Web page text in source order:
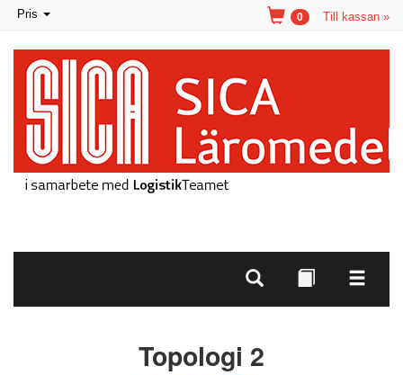
Toggle
navigation
Pris Till kassan »
0
Topologi 2